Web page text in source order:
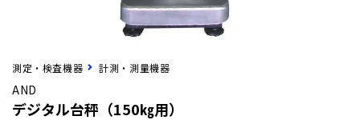
測定・検査機器 計測・測量機器
AND
デジタル台秤（150㎏用）